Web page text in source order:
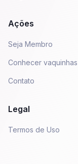
Ações
Seja Membro
Conhecer
Contato
Legal
Termos de Uso